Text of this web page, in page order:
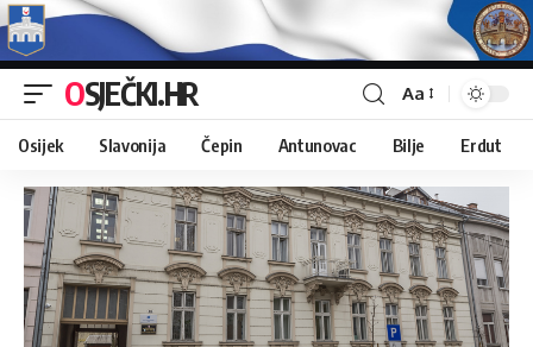
OSJEČKI.HR Aa
Osijek Slavonija Čepin Antunovac Bilje Erdut